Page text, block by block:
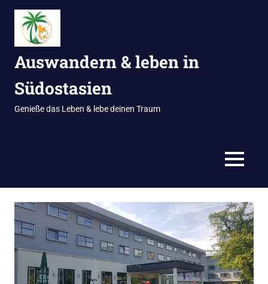
Zum
Inhalt
springen
Auswandern & leben in
Südostasien
Genieße das Leben & lebe deinen Traum
MENÜ